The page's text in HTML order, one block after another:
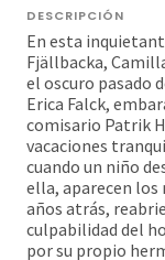
DESCRIPCIÓN
En esta
Fjällbacka,
el oscuro pasado
Erica Falck,
comisario Patrik
vacaciones
cuando un niño
ella, aparecen los
años atrás,
culpabilidad del
por su propio